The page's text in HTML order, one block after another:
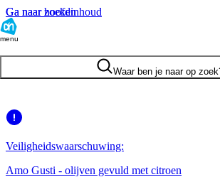
Ga naar hoofdinhoud
Ga naar zoeken
menu
Waar ben je naar op
Veiligheidswaarschuwing:
Amo Gusti - olijven gevuld met citroen